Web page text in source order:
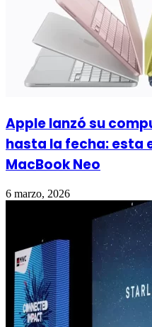
Apple lanzó su
hasta la fecha: esta
MacBook Neo
6 marzo, 2026